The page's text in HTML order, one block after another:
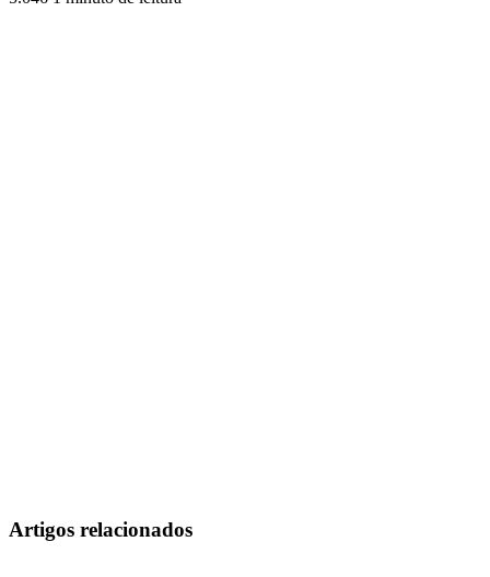
Artigos relacionados